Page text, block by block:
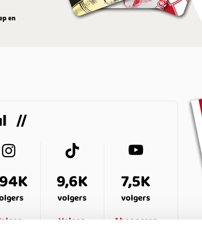
en
9,6K
volgers
Volgen
7,5K
volgers
Abonneren